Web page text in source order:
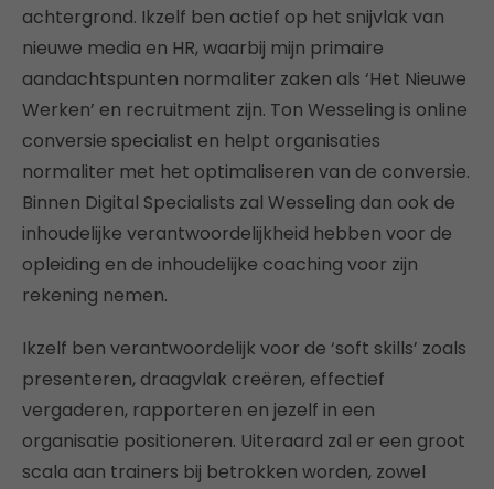
achtergrond. Ikzelf ben actief op het snijvlak van
nieuwe media en HR, waarbij mijn primaire
aandachtspunten normaliter zaken als ‘Het Nieuwe
Werken’ en recruitment zijn. Ton Wesseling is online
conversie specialist en helpt organisaties
normaliter met het optimaliseren van de conversie.
Binnen Digital Specialists zal Wesseling dan ook de
inhoudelijke verantwoordelijkheid hebben voor de
opleiding en de inhoudelijke coaching voor zijn
rekening nemen.
Ikzelf ben verantwoordelijk voor de ‘soft skills’ zoals
presenteren, draagvlak creëren, effectief
vergaderen, rapporteren en jezelf in een
organisatie positioneren. Uiteraard zal er een groot
scala aan trainers bij betrokken worden, zowel